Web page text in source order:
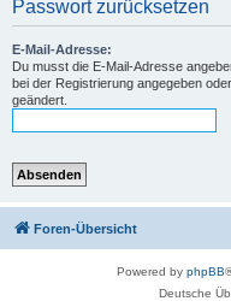
Passwort zurücksetzen
E-Mail-Adresse:
Du musst die E-Mail-Adresse
bei der Registrierung angegeben
geändert.
Foren-Übersicht
Powered by phpBB
Deutsche